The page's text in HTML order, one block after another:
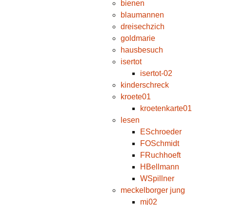
bienen
blaumannen
dreisechzich
goldmarie
hausbesuch
isertot
isertot-02
kinderschreck
kroete01
kroetenkarte01
lesen
ESchroeder
FOSchmidt
FRuchhoeft
HBellmann
WSpillner
meckelborger jung
mj02